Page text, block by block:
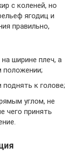
с коленей, но
ягодиц и
правильно,
ширине плеч, а
положении;
к голове;
углом, не
чего принять